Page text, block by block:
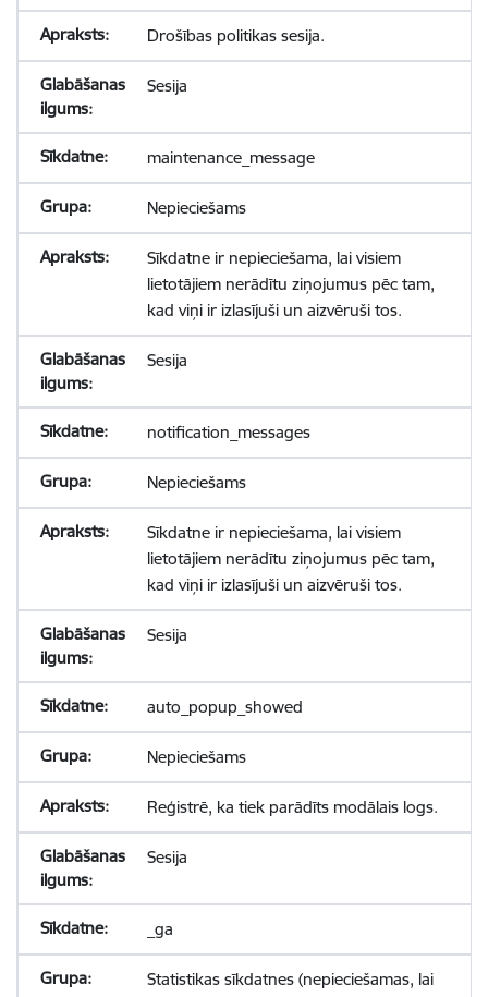
Drošības politikas sesija.
Sesija
maintenance_message
Nepieciešams
Sīkdatne ir nepieciešama, lai visiem
lietotājiem nerādītu ziņojumus pēc tam,
kad viņi ir izlasījuši un aizvēruši tos.
Sesija
notification_messages
Nepieciešams
Sīkdatne ir nepieciešama, lai visiem
lietotājiem nerādītu ziņojumus pēc tam,
kad viņi ir izlasījuši un aizvēruši tos.
Sesija
auto_popup_showed
Nepieciešams
Reģistrē, ka tiek parādīts modālais logs.
Sesija
_ga
Statistikas sīkdatnes (nepieciešamas, lai